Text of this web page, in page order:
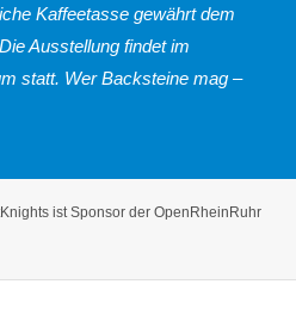
Kaffeetasse gewährt dem
Ausstellung findet im
statt. Wer Backsteine mag –
ist Sponsor der OpenRheinRuhr